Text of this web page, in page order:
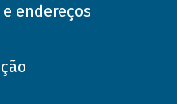
endereços